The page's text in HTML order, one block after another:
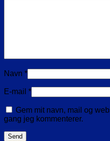
Navn *
E-mail *
Gem mit navn, mail og
gang jeg kommenterer.